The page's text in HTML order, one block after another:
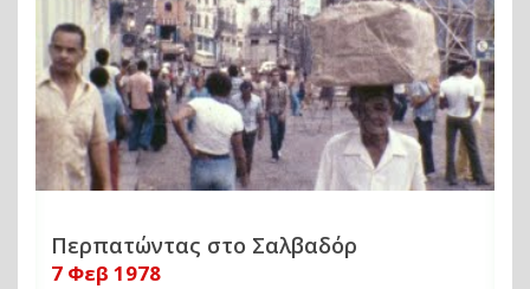
Περπατώντας στο Σαλβαδόρ
7 Φεβ 1978